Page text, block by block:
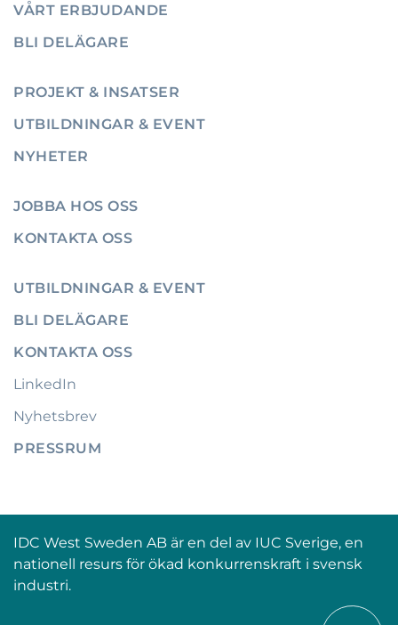
VÅRT ERBJUDANDE
BLI DELÄGARE
PROJEKT & INSATSER
UTBILDNINGAR & EVENT
NYHETER
JOBBA HOS OSS
KONTAKTA OSS
UTBILDNINGAR & EVENT
BLI DELÄGARE
KONTAKTA OSS
LinkedIn
Nyhetsbrev
PRESSRUM
IDC West Sweden AB är en del av IUC Sverige, en
nationell resurs för ökad konkurrenskraft i svensk
industri.